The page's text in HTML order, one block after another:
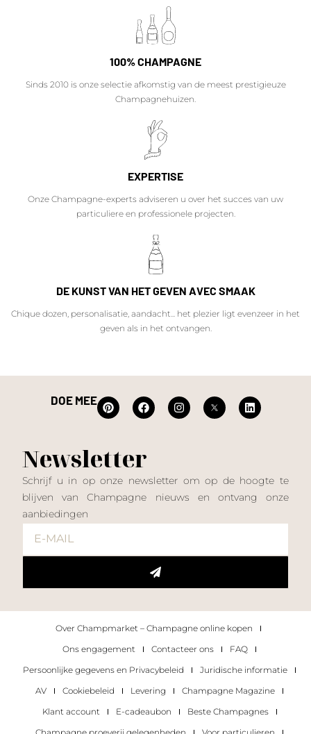
100% CHAMPAGNE
Sinds 2010 is onze selectie afkomstig van de meest prestigieuze
Champagnehuizen.
EXPERTISE
Onze Champagne-experts adviseren u over het succes van uw
particuliere en professionele projecten.
DE KUNST VAN HET GEVEN AVEC SMAAK
Chique dozen, personalisatie, aandacht... het plezier ligt evenzeer in het
geven als in het ontvangen.
DOE MEE
Newsletter
Schrijf u in op onze newsletter om op de hoogte te
blijven van Champagne nieuws en ontvang onze
aanbiedingen
Over Champmarket – Champagne online kopen
Ons engagement
Contacteer ons
FAQ
Persoonlijke gegevens en Privacybeleid
Juridische informatie
AV
Cookiebeleid Levering
Champagne Magazine
Klant account
E-cadeaubon
Beste Champagnes